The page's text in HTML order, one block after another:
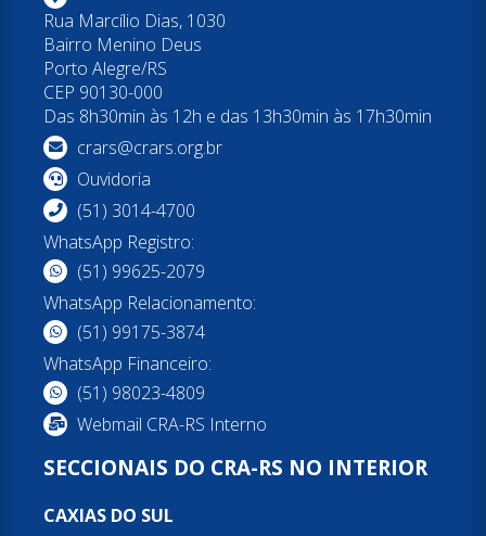
Rua Marcílio Dias, 1030
Bairro Menino Deus
Porto Alegre/RS
CEP 90130-000
Das 8h30min às 12h e das 13h30min às 17h30min
crars@crars.org.br
Ouvidoria
(51) 3014-4700
WhatsApp Registro:
(51) 99625-2079
WhatsApp Relacionamento:
(51) 99175-3874
WhatsApp Financeiro:
(51) 98023-4809
Webmail CRA-RS Interno
SECCIONAIS DO CRA-RS NO INTERIOR
CAXIAS DO SUL